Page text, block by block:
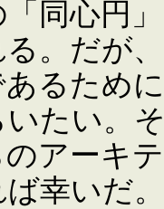
同心円
る。だが
あるため
いたい。
のアーキ
ば幸いだ。